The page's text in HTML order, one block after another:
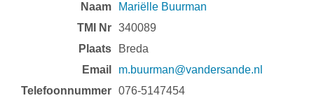
Mariëlle Buurman
340089
Breda
m.buurman@vandersande.nl
076-5147454